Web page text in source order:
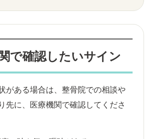
で確認したいサイン
がある場合は、整骨院での相談や
先に、医療機関で確認してくださ